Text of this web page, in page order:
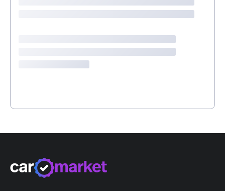
Apple Car Play/ Android Auto
Fernprogrammierung der Klimaautomatik